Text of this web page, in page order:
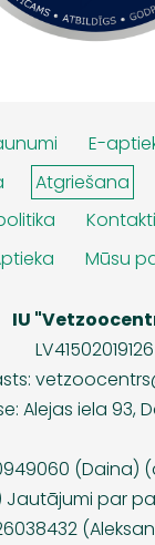
E-
Atgriešana
Kontakti
Mūsu
IU
LV41502019126
Alejas iela 93,
(Daina)
Jautājumi par